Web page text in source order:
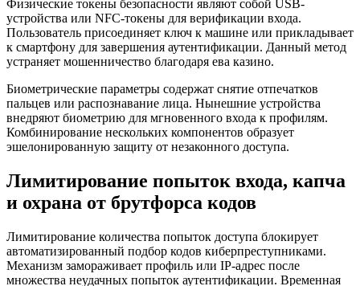
Физические токены безопасности являют собой USB-
устройства или NFC-токены для верификации входа.
Пользователь присоединяет ключ к машине или прикладывает
к смартфону для завершения аутентификации. Данный метод
устраняет мошенничество благодаря ева казино.
Биометрические параметры содержат снятие отпечатков
пальцев или распознавание лица. Нынешние устройства
внедряют биометрию для мгновенного входа к профилям.
Комбинирование нескольких компонентов образует
эшелонированную защиту от незаконного доступа.
Лимитирование попыток входа, капча
и охрана от брутфорса кодов
Лимитирование количества попыток доступа блокирует
автоматизированный подбор кодов киберпреступниками.
Механизм замораживает профиль или IP-адрес после
множества неудачных попыток аутентификации. Временная